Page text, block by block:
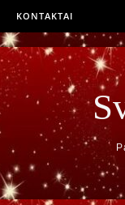
KONTAKTAI